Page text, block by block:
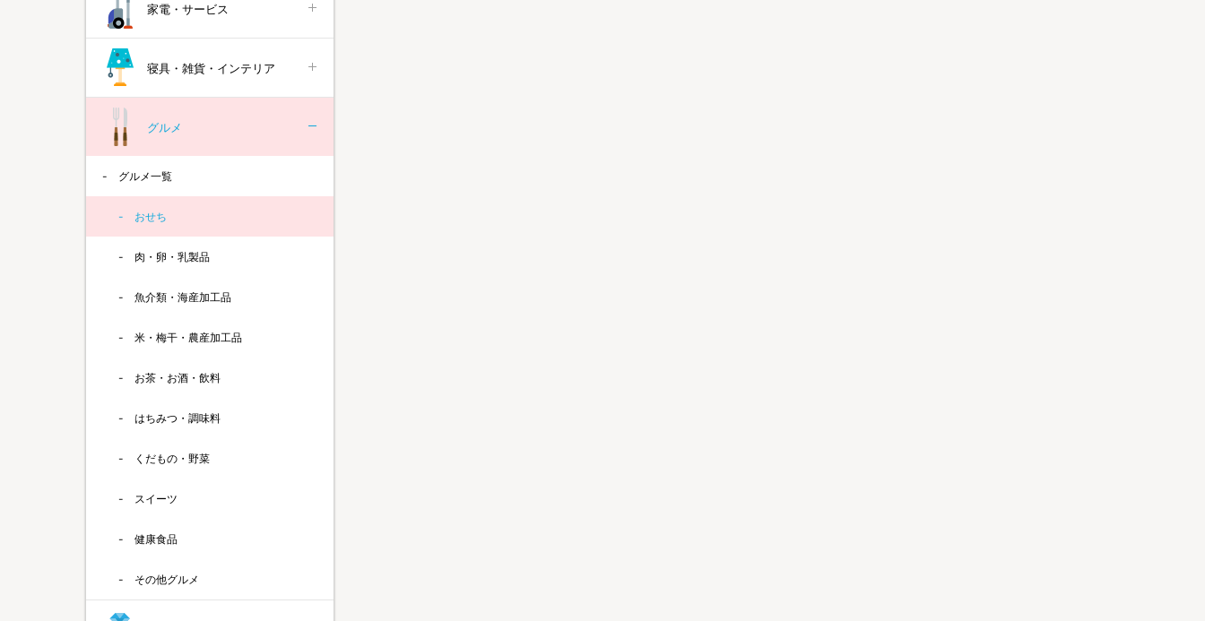
家電・サービス
寝具・雑貨・インテリア
グルメ
グルメ一覧
おせち
肉・卵・乳製品
魚介類・海産加工品
米・梅干・農産加工品
お茶・お酒・飲料
はちみつ・調味料
くだもの・野菜
スイーツ
健康食品
その他グルメ